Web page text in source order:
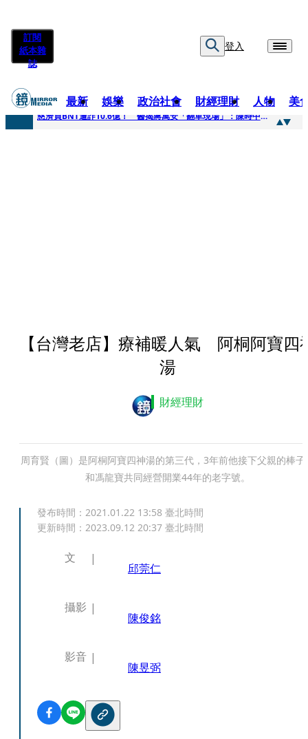
訂閱
紙本雜
誌
登入
最新 娛樂 政治社會 財經理財 人物 美
快訊
慈濟買BNT遭詐10.6億！ 醫揭蔣萬安「翻車現場」：陳時中當年是阻止被騙
【台灣老店】療補暖人氣 阿桐阿寶四
湯
財經理財
周育賢（圖）是阿桐阿寶四神湯的第三代，3年前他接下父親的棒子
和馮龍寶共同經營開業44年的老字號。
發布時間： 2021.01.22 13:58 臺北時間
更新時間： 2023.09.12 20:37 臺北時間
文
邱莞仁
攝影
陳俊銘
影音
陳昱弼